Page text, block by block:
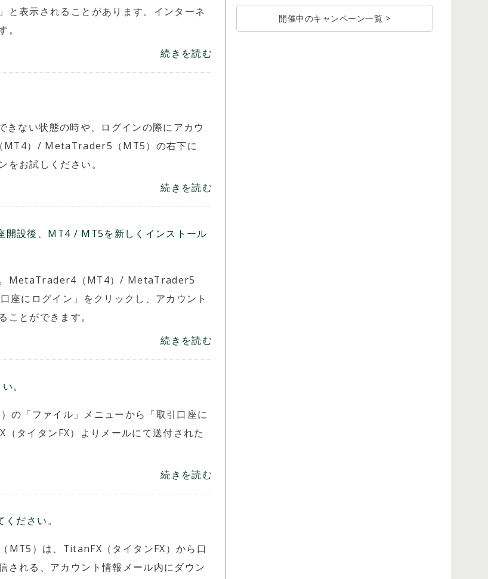
と表示されることがあります。インターネ
。
続きを読む
ない状態の時や、ログインの際にアカウ
MT4）/ MetaTrader5（MT5）の右下に
をお試しください。
続きを読む
開設後、MT4 / MT5を新しくインストール
。MetaTrader4（MT4）/ MetaTrader5
座にログイン」をクリックし、アカウント
とができます。
続きを読む
。
「ファイル」メニューから「取引口座に
タイタンFX）よりメールにて送付された
続きを読む
ださい。
）は、TitanFX（タイタンFX）から口
される、アカウント情報メール内にダウン
開催中のキャンペーン一覧 >